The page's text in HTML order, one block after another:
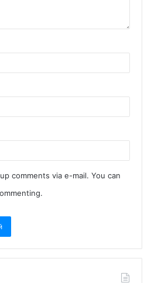
comments via e-mail. You can